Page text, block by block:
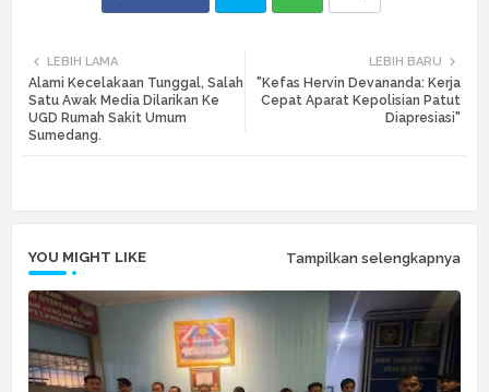
tte ats
LEBIH BARU
"Kefas Hervin Devananda: Kerja
Cepat Aparat Kepolisian Patut
Diapresiasi"
LEBIH LAMA
Alami Kecelakaan Tunggal, Salah
Satu Awak Media Dilarikan Ke
UGD Rumah Sakit Umum
Sumedang.
YOU MIGHT LIKE Tampilkan selengkapnya